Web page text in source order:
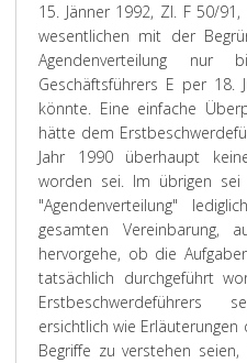
15. Jänner 1992, Zl. F 50/
wesentlichen mit der
Agendenverteilung
Geschäftsführers E per 18.
könnte. Eine einfache
hätte dem
Jahr 1990 überhaupt
worden sei. Im übrigen sei
"Agendenverteilung"
gesamten
hervorgehe, ob die
tatsächlich durchgeführt
Erstbeschwerdeführers
ersichtlich wie
Begriffe zu verstehen